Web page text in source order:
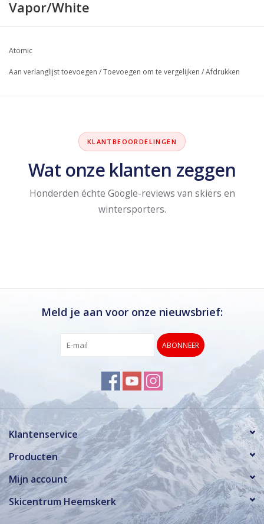
Vapor/White
Atomic
Aan verlanglijst toevoegen /Toevoegen om te vergelijken /Afdrukken
KLANTBEOORDELINGEN
Wat onze klanten zeggen
Honderden échte Google-reviews van skiërs en
wintersporters.
Meld je aan voor onze nieuwsbrief:
ABONNEER
Klantenservice
Producten
Mijn account
Skicentrum Heemskerk